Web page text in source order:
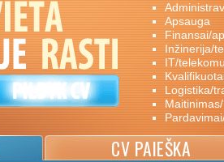
apsauga
finansai/
inžinerija/
IT/
logistika/
CV PAIEŠKA